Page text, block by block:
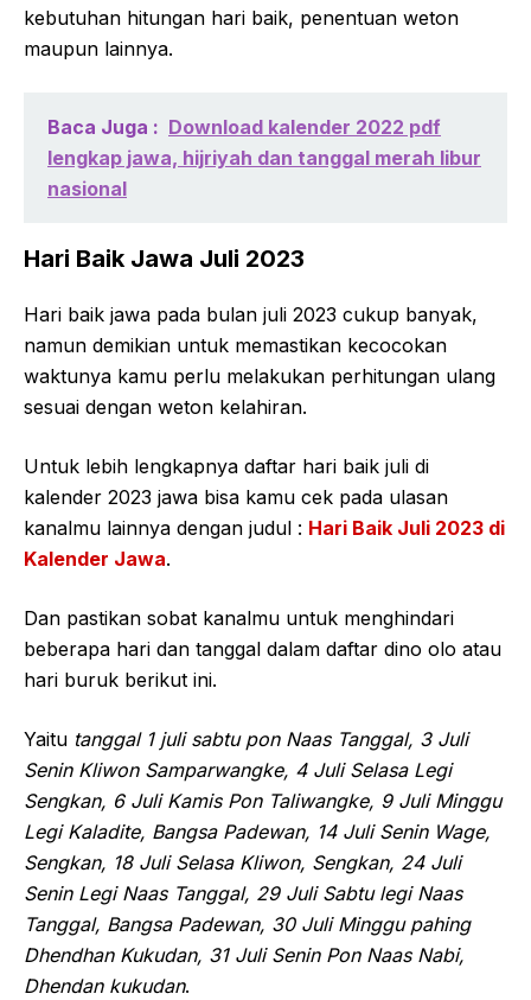
kebutuhan hitungan hari baik, penentuan weton
maupun lainnya.
Baca Juga : Download kalender 2022 pdf
lengkap jawa, hijriyah dan tanggal merah libur
nasional
Hari Baik Jawa Juli 2023
Hari baik jawa pada bulan juli 2023 cukup banyak,
namun demikian untuk memastikan kecocokan
waktunya kamu perlu melakukan perhitungan ulang
sesuai dengan weton kelahiran.
Untuk lebih lengkapnya daftar hari baik juli di
kalender 2023 jawa bisa kamu cek pada ulasan
kanalmu lainnya dengan judul : Hari Baik Juli 2023 di
Kalender Jawa.
Dan pastikan sobat kanalmu untuk menghindari
beberapa hari dan tanggal dalam daftar dino olo atau
hari buruk berikut ini.
Yaitu tanggal 1 juli sabtu pon Naas Tanggal, 3 Juli
Senin Kliwon Samparwangke, 4 Juli Selasa Legi
Sengkan, 6 Juli Kamis Pon Taliwangke, 9 Juli Minggu
Legi Kaladite, Bangsa Padewan, 14 Juli Senin Wage,
Sengkan, 18 Juli Selasa Kliwon, Sengkan, 24 Juli
Senin Legi Naas Tanggal, 29 Juli Sabtu legi Naas
Tanggal, Bangsa Padewan, 30 Juli Minggu pahing
Dhendhan Kukudan, 31 Juli Senin Pon Naas Nabi,
Dhendan kukudan.